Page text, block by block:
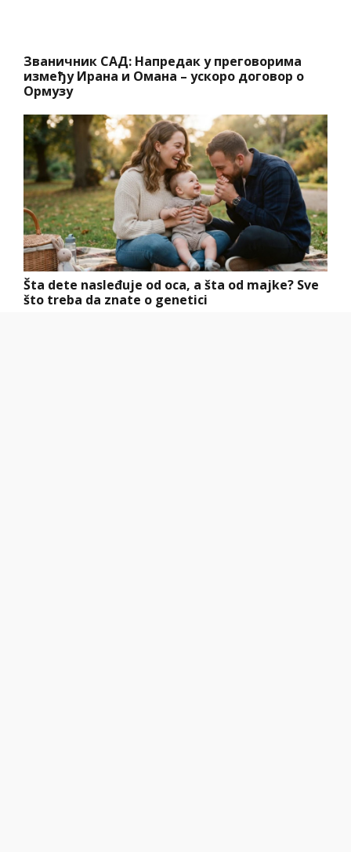
Званичник САД: Напредак у преговорима
између Ирана и Омана – ускоро договор о
Ормузу
Šta dete nasleđuje od oca, a šta od majke? Sve
što treba da znate o genetici